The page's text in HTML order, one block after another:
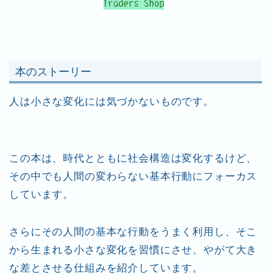
本のストーリー
人は小さな変化には気づかないものです。
この本は、時代とともに社会構造は変化するけど、
その中でも人間の変わらない基本行動にフォーカス
しています。
さらにその人間の基本な行動をうまく利用し、そこ
から生まれる小さな変化を習慣にさせ、やがて大き
な差とさせる仕組みを紹介しています。